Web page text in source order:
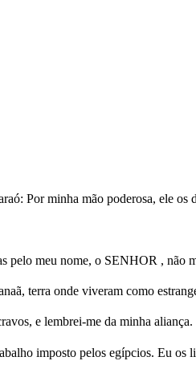
Por minha mão poderosa, ele os
pelo meu nome, o SENHOR , não
terra onde viveram como
e lembrei-me da minha aliança.
imposto pelos egípcios. Eu os